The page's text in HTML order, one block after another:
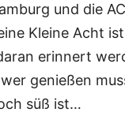
und die
Kleine Acht
erinnert
genießen
süß ist…